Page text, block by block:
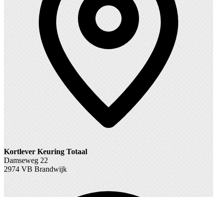
Kortlever Keuring Totaal
Damseweg 22
2974 VB Brandwijk